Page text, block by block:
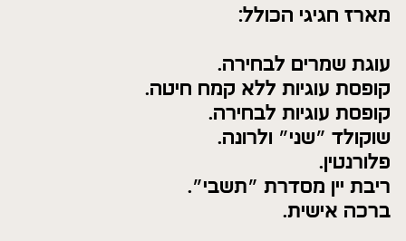
מארז חגיגי הכולל:
עוגת שמרים לבחירה.
קופסת עוגיות ללא קמח חיטה.
קופסת עוגיות לבחירה.
שוקולד ״שני״ ולרונה.
פלורנטין.
ריבת יין מסדרת ״תשבי״.
ברכה אישית.